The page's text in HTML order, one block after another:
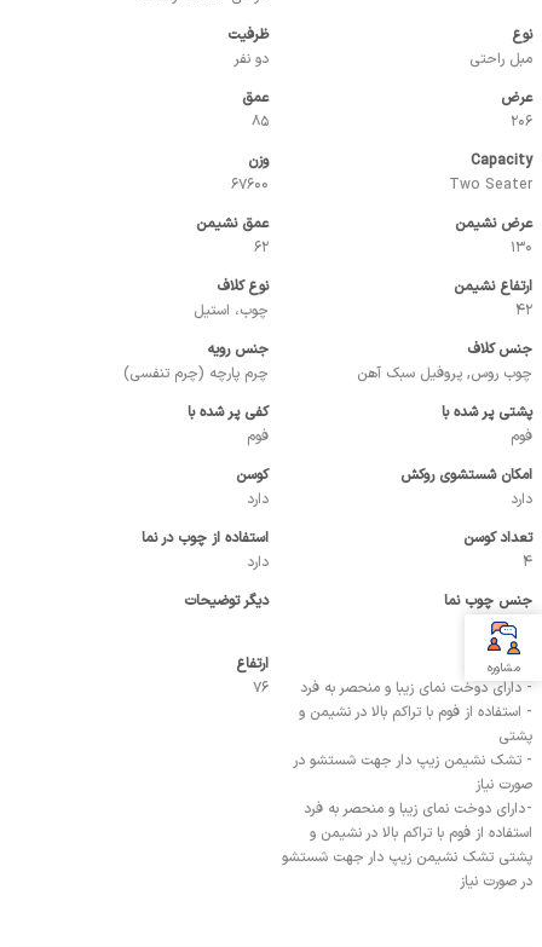
نوع
مبل راحتی
ظرفیت
دو نفر
عرض
206
عمق
85
Capacity
Two Seater
وزن
67600
عرض نشیمن
130
عمق نشیمن
62
ارتفاع نشیمن
42
نوع کلاف
چوب، استیل
جنس کلاف
چوب روس, پروفیل سبک آهن
جنس رویه
چرم پارچه (چرم تنفسی)
پشتی پر شده با
فوم
کفی پر شده با
فوم
امکان شستشوی روکش
دارد
کوسن
دارد
تعداد کوسن
4
استفاده از چوب در نما
دارد
جنس چوب نما
چوب روس
دیگر توضیحات
نقاط قوت
- داراي دوخت نماي زيبا و منحصر به فرد
- استفاده از فوم با تراکم بالا در نشیمن و
پشتی
- تشک نشیمن زیپ دار جهت شستشو در
صورت نیاز
- داراي دوخت نماي زيبا و منحصر به فرد
استفاده از فوم با تراکم بالا در نشیمن و
پشتی تشک نشیمن زیپ دار جهت شستشو
در صورت نیاز
ارتفاع
76
مشاوره